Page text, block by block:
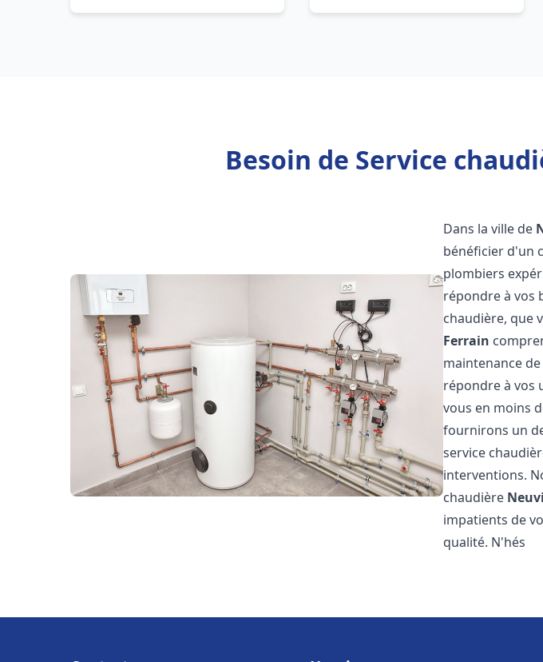
Besoin de Service
Dans la ville de
bénéficier d'un
plombiers
répondre à vos
chaudière, que
Ferrain
maintenance
répondre à vos
vous en moins
fournirons un
service
interventions.
chaudière
impatients de
qualité. N'hés